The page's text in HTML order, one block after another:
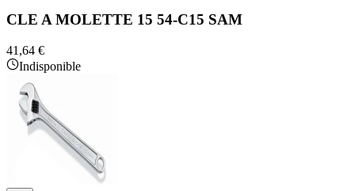
CLE A MOLETTE 15 54-C15 SAM
41,64 €
Indisponible